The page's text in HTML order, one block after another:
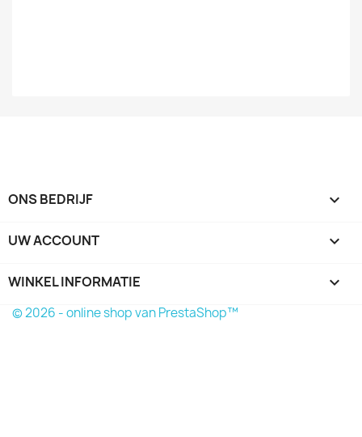
ONS BEDRIJF 
UW ACCOUNT 
WINKEL INFORMATIE keyboard_arrow_down
© 2026 - online shop van PrestaShop™